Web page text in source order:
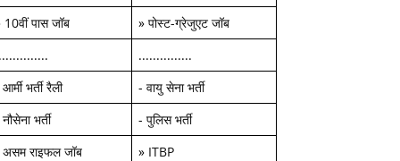
10वीं पास जॉब » पोस्ट-ग्रेजुएट जॉब
...............
आर्मी भर्ती रैली - वायु सेना भर्ती
नौसेना भर्ती - पुलिस भर्ती
असम राइफल जॉब » ITBP